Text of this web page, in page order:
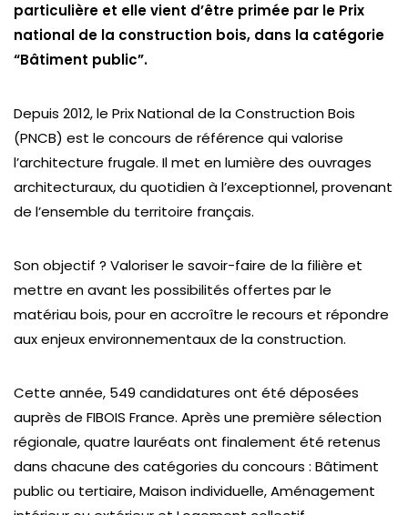
particulière et elle vient d’être primée par le Prix
national de la construction bois, dans la catégorie
“Bâtiment public”.
Depuis 2012, le Prix National de la Construction Bois
(PNCB) est le concours de référence qui valorise
l’architecture frugale. Il met en lumière des ouvrages
architecturaux, du quotidien à l’exceptionnel, provenant
de l’ensemble du territoire français.
Son objectif ? Valoriser le savoir-faire de la filière et
mettre en avant les possibilités offertes par le
matériau bois, pour en accroître le recours et répondre
aux enjeux environnementaux de la construction.
Cette année, 549 candidatures ont été déposées
auprès de FIBOIS France. Après une première sélection
régionale, quatre lauréats ont finalement été retenus
dans chacune des catégories du concours : Bâtiment
public ou tertiaire, Maison individuelle, Aménagement